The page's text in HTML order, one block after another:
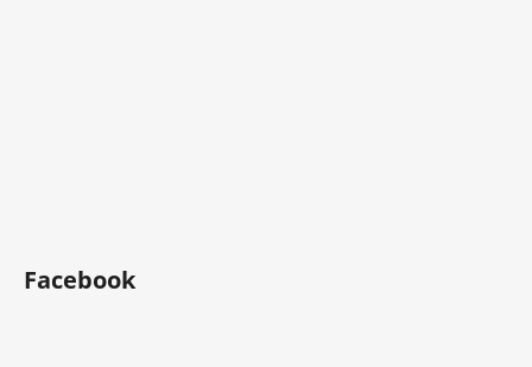
Facebook